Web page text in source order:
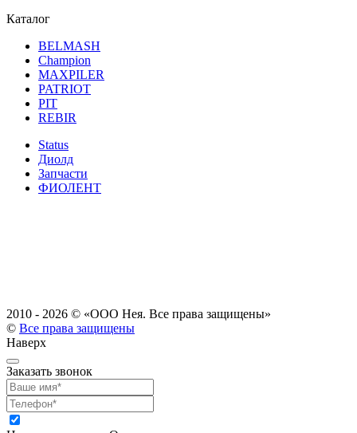
Каталог
BELMASH
Champion
MAXPILER
PATRIOT
PIT
REBIR
Status
Диолд
Запчасти
ФИОЛЕНТ
2010 - 2026 © «ООО Нея. Все права защищены»
© Все права защищены
Наверх
Заказать звонок